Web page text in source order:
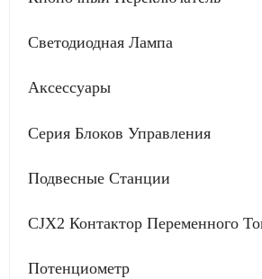
Светодиодная Лампа
Аксессуары
Серия Блоков Управления
Подвесные Станции
CJX2 Контактор Переменного
Потенциометр